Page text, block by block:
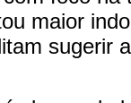
maior
sugerir